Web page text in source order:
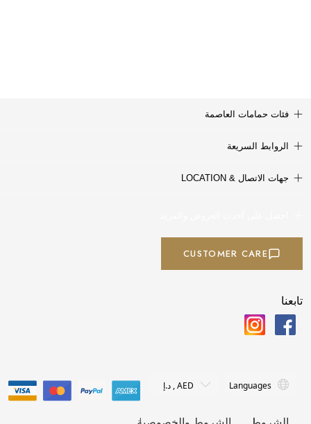
فئات حمامات العاصمة
الروابط السريعة
جهات الاتصال & LOCATION
CUSTOMER CARE
تابعنا